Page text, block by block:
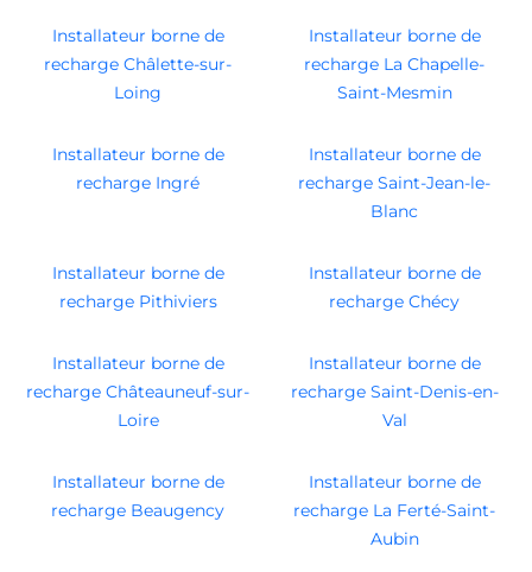
Installateur borne de
recharge Châlette-sur-
Loing
Installateur borne de
recharge La Chapelle-
Saint-Mesmin
Installateur borne de
recharge Ingré
Installateur borne de
recharge Saint-Jean-le-
Blanc
Installateur borne de
recharge Pithiviers
Installateur borne de
recharge Chécy
Installateur borne de
recharge Châteauneuf-sur-
Loire
Installateur borne de
recharge Saint-Denis-en-
Val
Installateur borne de
recharge Beaugency
Installateur borne de
recharge La Ferté-Saint-
Aubin